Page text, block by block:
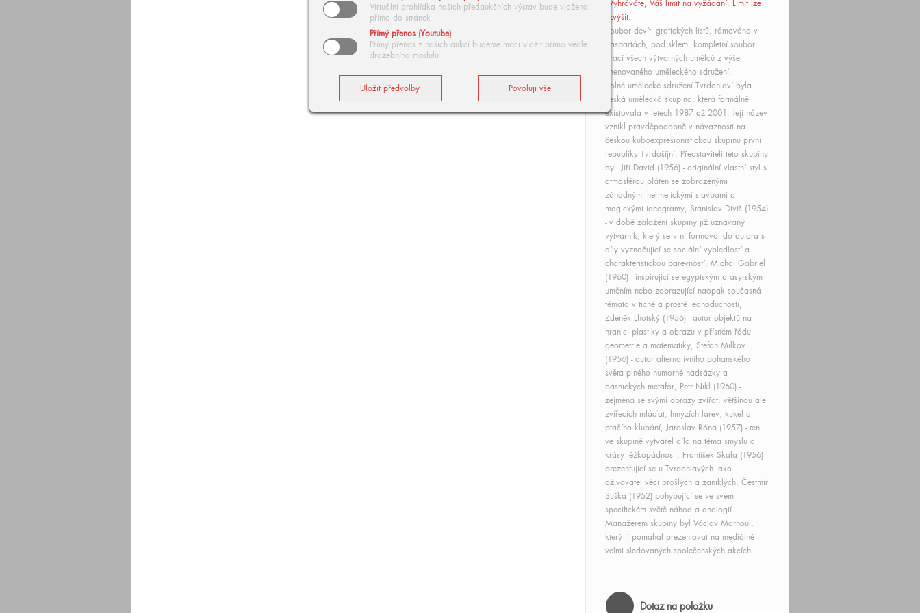
Virtuální prohlídka našich předaukčních výstav bude vložena
přímo do stránek
Přímý přenos (Youtube)
Přímý přenos z našich aukcí budeme moci vložit přímo vedle
dražebního modulu
Vyhráváte, Váš limit na vyžádání. Limit lze
zvýšit.
Soubor devíti grafických listů, rámováno v
paspartách, pod sklem, kompletní soubor
prací všech výtvarných umělců z výše
jmenovaného uměleckého sdružení.
Volné umělecké sdružení Tvrdohlaví byla
česká umělecká skupina, která formálně
existovala v letech 1987 až 2001. Její název
vznikl pravděpodobně v návaznosti na
českou kuboexpresionistickou skupinu první
republiky Tvrdošíjní. Představiteli této skupiny
byli Jiří David (1956) - originální vlastní styl s
atmosférou pláten se zobrazenými
záhadnými hermetickými stavbami a
magickými ideogramy, Stanislav Diviš (1954)
- v době založení skupiny již uznávaný
výtvarník, který se v ní formoval do autora s
díly vyznačující se sociální vybledlostí a
charakteristickou barevností, Michal Gabriel
(1960) - inspirující se egyptským a asyrským
uměním nebo zobrazující naopak současná
témata v tiché a prosté jednoduchosti,
Zdeněk Lhotský (1956) - autor objektů na
hranici plastiky a obrazu v přísném řádu
geometrie a matematiky, Stefan Milkov
(1956) - autor alternativního pohanského
světa plného humorné nadsázky a
básnických metafor, Petr Nikl (1960) -
zejména se svými obrazy zvířat, většinou ale
zvířecích mláďat, hmyzích larev, kukel a
ptačího klubání, Jaroslav Róna (1957) - ten
ve skupině vytvářel díla na téma smyslu a
krásy těžkopádnosti, František Skála (1956) -
prezentující se u Tvrdohlavých jako
oživovatel věcí prošlých a zaniklých, Čestmír
Suška (1952) pohybující se ve svém
specifickém světě náhod a analogií.
Manažerem skupiny byl Václav Marhoul,
který jí pomáhal prezentovat na mediálně
velmi sledovaných společenských akcích.
Dotaz na položku